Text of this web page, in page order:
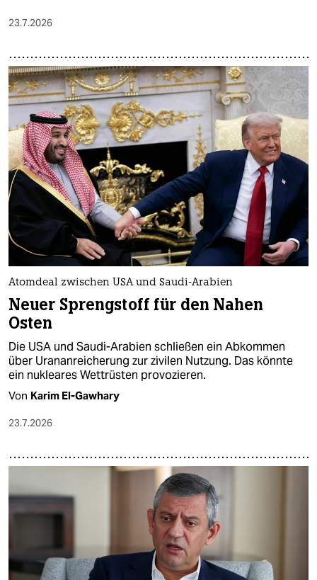
23.7.2026
Atomdeal zwischen USA und Saudi-Arabien
Neuer Sprengstoff für den Nahen
Osten
Die USA und Saudi-Arabien schließen ein Abkommen
über Urananreicherung zur zivilen Nutzung. Das könnte
ein nukleares Wettrüsten provozieren.
Von Karim El-Gawhary
23.7.2026